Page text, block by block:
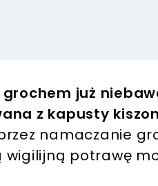
grochem już
z kapusty
namaczanie
potrawę